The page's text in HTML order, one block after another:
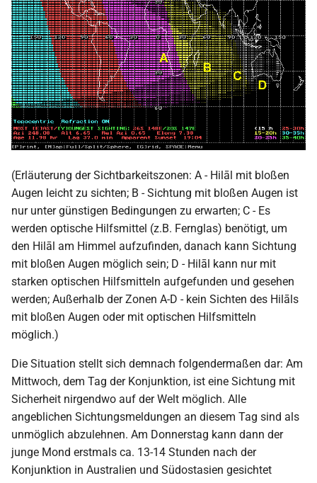
2005
2004
2003
2002
2001
2000
(Erläuterung der Sichtbarkeitszonen: A - Hilāl mit bloßen
Augen leicht zu sichten; B - Sichtung mit bloßen Augen ist
nur unter günstigen Bedingungen zu erwarten; C - Es
werden optische Hilfsmittel (z.B. Fernglas) benötigt, um
den Hilāl am Himmel aufzufinden, danach kann Sichtung
mit bloßen Augen möglich sein; D - Hilāl kann nur mit
starken optischen Hilfsmitteln aufgefunden und gesehen
werden; Außerhalb der Zonen A-D - kein Sichten des Hilāls
mit bloßen Augen oder mit optischen Hilfsmitteln
möglich.)
Die Situation stellt sich demnach folgendermaßen dar: Am
Mittwoch, dem Tag der Konjunktion, ist eine Sichtung mit
Sicherheit nirgendwo auf der Welt möglich. Alle
angeblichen Sichtungsmeldungen an diesem Tag sind als
unmöglich abzulehnen. Am Donnerstag kann dann der
junge Mond erstmals ca. 13-14 Stunden nach der
Konjunktion in Australien und Südostasien gesichtet